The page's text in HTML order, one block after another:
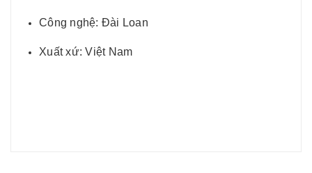
Công nghệ: Đài Loan
Xuất xứ: Việt Nam